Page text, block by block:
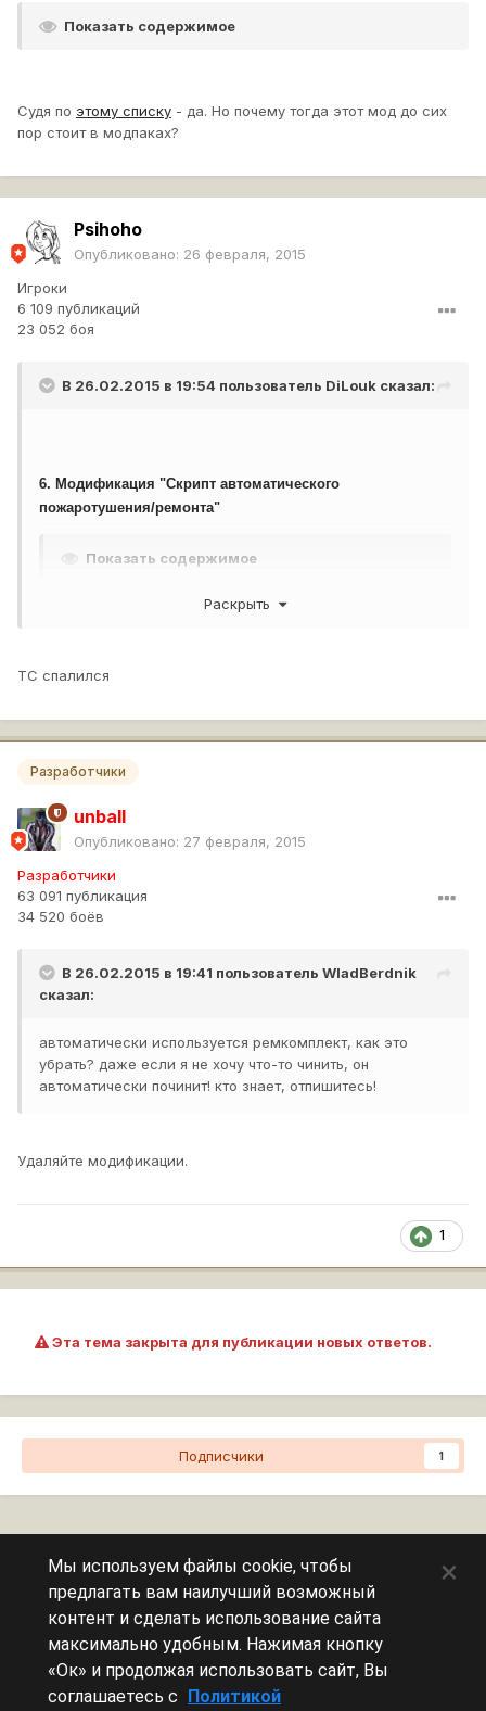
Показать содержимое
Судя по этому списку - да. Но почему тогда этот мод до сих
пор стоит в модпаках?
Psihoho
Опубликовано: 26 февраля, 2015
Игроки
6 109 публикаций
23 052 боя
В 26.02.2015 в 19:54 пользователь DiLouk сказал:
6. Модификация "Скрипт автоматического
пожаротушения/ремонта"
Показать содержимое
Раскрыть
ТС спалился
Разработчики
unball
Опубликовано: 27 февраля, 2015
Разработчики
63 091 публикация
34 520 боёв
В 26.02.2015 в 19:41 пользователь WladBerdnik
сказал:
автоматически используется ремкомплект, как это
убрать? даже если я не хочу что-то чинить, он
автоматически починит! кто знает, отпишитесь!
Удаляйте модификации.
1
Эта тема закрыта для публикации новых ответов.
Подписчики 1
Сейчас на странице
Эту страницу никто не просматривает.
Мы используем файлы cookie, чтобы
предлагать вам наилучший возможный
контент и сделать использование сайта
максимально удобным. Нажимая кнопку
«Ок» и продолжая использовать сайт, Вы
соглашаетесь с Политикой
×